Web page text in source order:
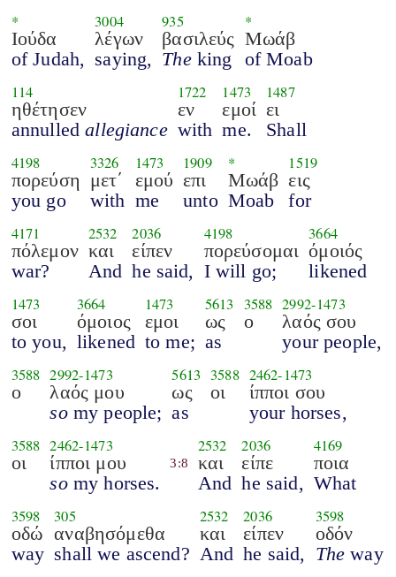
*
Ιούδα
of Judah,
3004
λέγων
saying,
935
βασιλεύς
Theking
*
Μωάβ
of Moab
114
ηθέτησεν
annulledallegiance
1722
εν
with
1473
εμοί
me.
1487
ει
Shall
4198
πορεύση
you go
3326
μετ΄
with
1473
εμού
me
1909
επι
unto
*
Μωάβ
Moab
1519
εις
for
4171
πόλεμον
war?
2532
και
And
2036
είπεν
he said,
4198
πορεύσομαι
I will go;
3664
όμοιός
likened
1473
σοι
to you,
3664
όμοιος
likened
1473
εμοι
to me;
5613
ως
as
3588
ο
2992-1473
λαός σου
your people,
3588
ο
2992-1473
λαός μου
somy people;
5613
ως
as
3588
οι
2462-1473
ίπποι σου
your horses,
3588
οι
2462-1473
ίπποι μου
somy horses.
3:8
2532
και
And
2036
είπε
he said,
4169
ποια
What
3598
οδώ
way
305
αναβησόμεθα
shall we ascend?
2532
και
And
2036
είπεν
he said,
3598
οδόν
The way